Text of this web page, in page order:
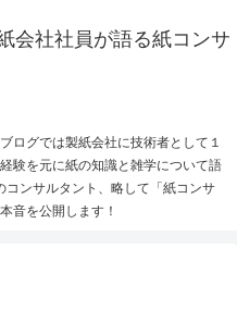
会社社員が語る紙コンサ
ログでは製紙会社に技術者として１
験を元に紙の知識と雑学について語
コンサルタント、略して「紙コンサ
音を公開します！